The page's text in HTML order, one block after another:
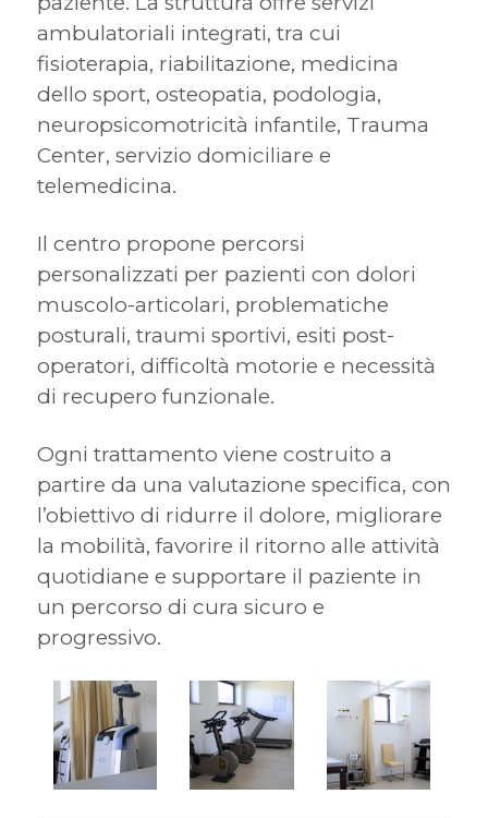
ambulatoriali integrati, tra cui
fisioterapia, riabilitazione, medicina
dello sport, osteopatia, podologia,
neuropsicomotricità infantile, Trauma
Center, servizio domiciliare e
telemedicina.
Il centro propone percorsi
personalizzati per pazienti con dolori
muscolo-articolari, problematiche
posturali, traumi sportivi, esiti post-
operatori, difficoltà motorie e necessità
di recupero funzionale.
Ogni trattamento viene costruito a
partire da una valutazione specifica, con
l’obiettivo di ridurre il dolore, migliorare
la mobilità, favorire il ritorno alle attività
quotidiane e supportare il paziente in
un percorso di cura sicuro e
progressivo.